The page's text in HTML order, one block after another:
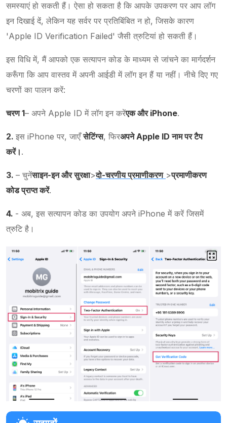
समस्याएं हो सकती हैं। ऐसा हो सकता है कि आपके उपकरण पर आप लॉग
इन दिखाई दें, लेकिन यह सर्वर पर प्रतिबिंबित न हो, जिसके कारण
'Apple ID Verification Failed' जैसी त्रुटियां हो सकती हैं।
इस विधि में, मैं आपको एक सत्यापन कोड के माध्यम से जांचने का मार्गदर्शन
करूँगा कि आप वास्तव में अपनी आईडी में लॉग इन हैं या नहीं। नीचे दिए गए
चरणों का पालन करें:
चरण 1– अपने Apple ID में लॉग इन करेंएक और iPhone.
2. इस iPhone पर, जाएँसेटिंग्स, फिरअपने Apple ID नाम पर टैप
करें। .
3. – चुनेंसाइन-इन और सुरक्षा>दो-चरणीय प्रमाणीकरण >प्रमाणीकरण
कोड प्राप्त करें.
4. - अब, इस सत्यापन कोड का उपयोग अपने iPhone में करें जिसमें
त्रुटि है।